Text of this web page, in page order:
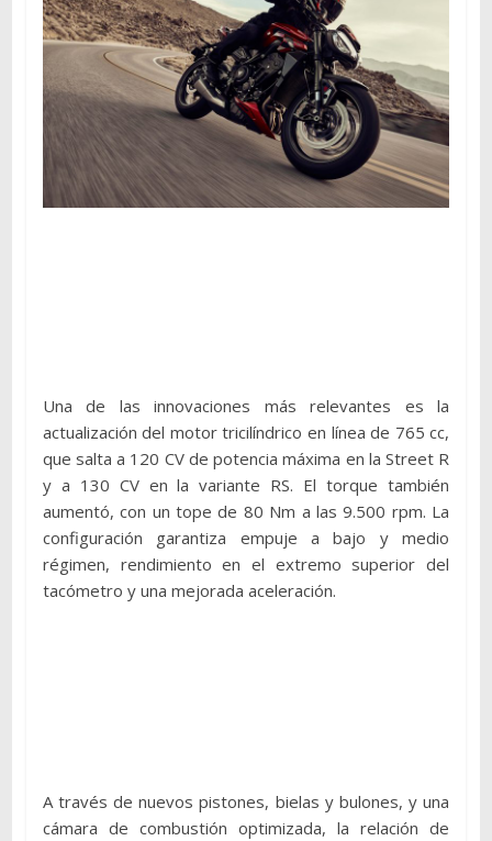
Una de las innovaciones más relevantes es la
actualización del motor tricilíndrico en línea de 765 cc,
que salta a 120 CV de potencia máxima en la Street R
y a 130 CV en la variante RS. El torque también
aumentó, con un tope de 80 Nm a las 9.500 rpm. La
configuración garantiza empuje a bajo y medio
régimen, rendimiento en el extremo superior del
tacómetro y una mejorada aceleración.
A través de nuevos pistones, bielas y bulones, y una
cámara de combustión optimizada, la relación de